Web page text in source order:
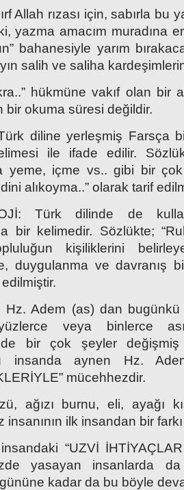
Allah rızası için, sabırla bu
yazma amacım muradına
bahanesiyle yarım
salih ve saliha
hükmüne vakıf olan bir
bir okuma süresi değildir.
diline yerleşmiş Farsça
ile ifade edilir.
yeme, içme vs.. gibi bir
alıkoyma..” olarak tarif
Türk dilinde de
bir kelimedir. Sözlükte;
kişiliklerini
duygulanma ve davranış
Hz. Adem (as) dan
veya binlerce
bir çok şeyler değişmiş
insanda aynen Hz.
mücehhezdir.
ağızı burnu, eli, ayağı
insanının ilk insandan bir
“UZVİ
yasayan insanlarda
gününe kadar da bu böyle